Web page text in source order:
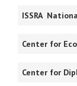
ISSRA
Center for
Center for